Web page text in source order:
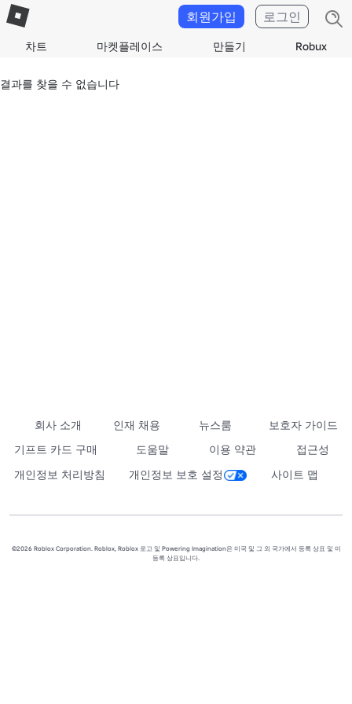
차트 마켓플레이스 만들기 Robux
회원가입 로그인
결과를 찾을 수 없습니다
회사 소개 인재 채용 뉴스룸
보호자 가이드
기프트 카드 구매
도움말 이용 약관
접근성
개인정보 처리방침
개인정보 보호 설정 사이트 맵
©2026 Roblox Corporation. Roblox, Roblox 로고 및 Powering Imagination은 미국 및 그 외 국가에서 등록 상표 및 미
등록 상표입니다.